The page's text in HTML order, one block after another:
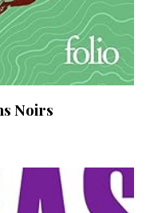
Noirs